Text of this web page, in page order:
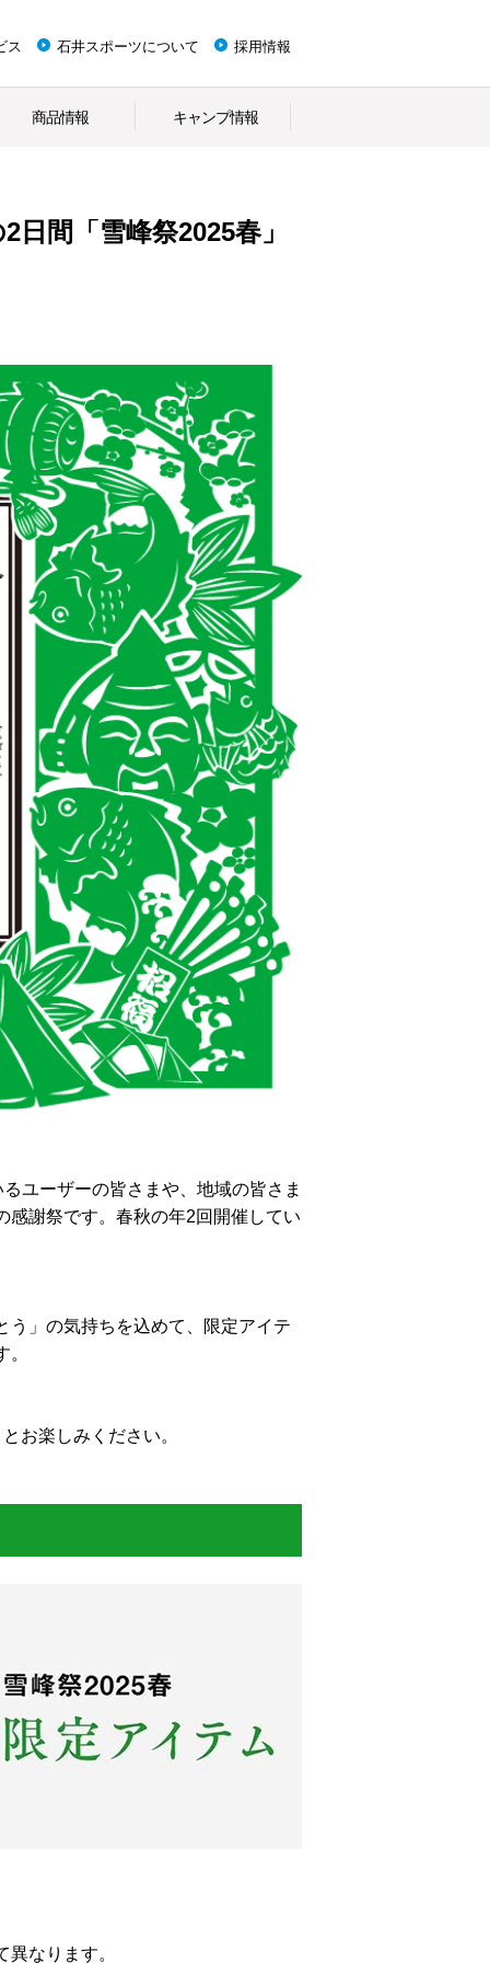
ス 石井スポーツについて 採用情報
商品情報 キャンプ情報
間「雪峰祭2025春」
ユーザーの皆さまや、地域の皆さま
感謝祭です。春秋の年2回開催してい
う」の気持ちを込めて、限定アイテ
お楽しみください。
なります。